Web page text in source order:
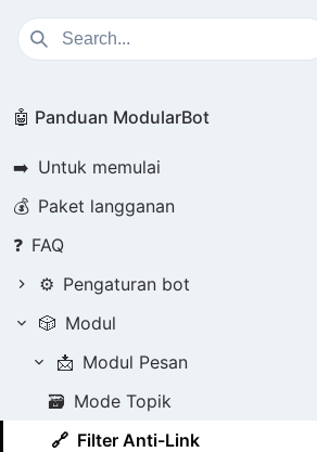
🤖 Panduan ModularBot
➡️ Untuk memulai
💰 Paket langganan
❓ FAQ
⚙️ Pengaturan bot
🎲 Modul
📩 Modul Pesan
🗃️ Mode Topik
🔗 Filter Anti-Link